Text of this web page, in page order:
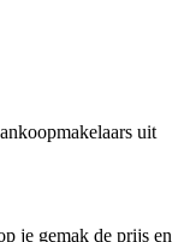
uit
je gemak de prijs en